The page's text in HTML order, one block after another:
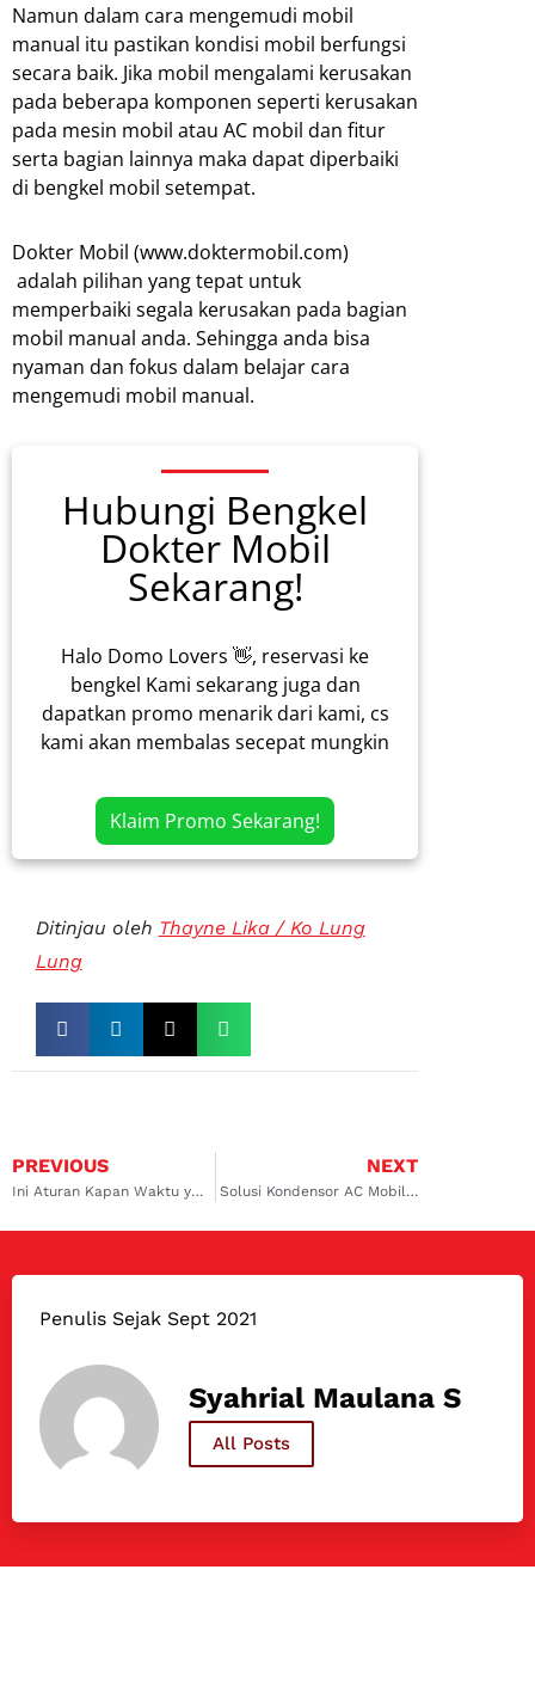
Namun dalam cara mengemudi mobil
manual itu pastikan kondisi mobil berfungsi
secara baik. Jika mobil mengalami kerusakan
pada beberapa komponen seperti kerusakan
pada mesin mobil atau AC mobil dan fitur
serta bagian lainnya maka dapat diperbaiki
di bengkel mobil setempat.
Dokter Mobil (www.doktermobil.com)
adalah pilihan yang tepat untuk
memperbaiki segala kerusakan pada bagian
mobil manual anda. Sehingga anda bisa
nyaman dan fokus dalam belajar cara
mengemudi mobil manual.
Hubungi Bengkel
Dokter Mobil
Sekarang!
Halo Domo Lovers 👋, reservasi ke
bengkel Kami sekarang juga dan
dapatkan promo menarik dari kami, cs
kami akan membalas secepat mungkin
Klaim Promo Sekarang!
Ditinjau oleh Thayne Lika / Ko Lung
Lung
PREVIOUS
Ini Aturan Kapan Waktu yang Tepat untuk Ganti Oli mobil
NEXT
Solusi Kondensor AC Mobil Rusak yang Wajib Anda Ketahui!
Penulis Sejak Sept 2021
Syahrial Maulana S
All Posts